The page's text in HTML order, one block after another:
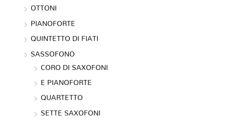
OTTONI
PIANOFORTE
QUINTETTO DI FIATI
SASSOFONO
CORO DI SAXOFONI
E PIANOFORTE
QUARTETTO
SETTE SAXOFONI